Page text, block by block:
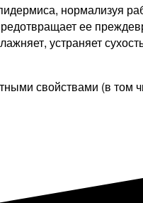
нормализуя
ее
устраняет
свойствами (в том